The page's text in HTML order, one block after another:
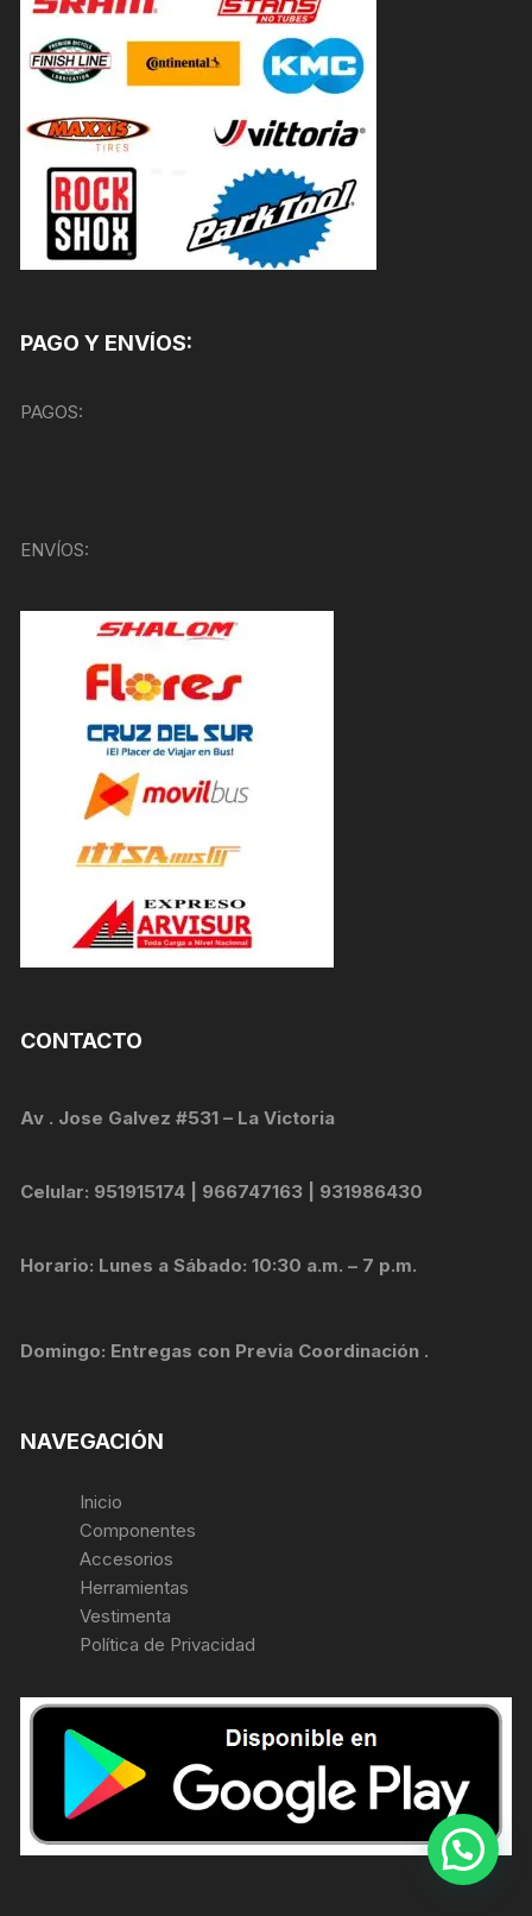
PAGO Y ENVÍOS:
PAGOS:
ENVÍOS:
CONTACTO
Av . Jose Galvez #531 – La Victoria
Celular: 951915174 | 966747163 | 931986430
Horario: Lunes a Sábado: 10:30 a.m. – 7 p.m.
Domingo: Entregas con Previa Coordinación .
NAVEGACIÓN
Inicio
Componentes
Accesorios
Herramientas
Vestimenta
Política de Privacidad